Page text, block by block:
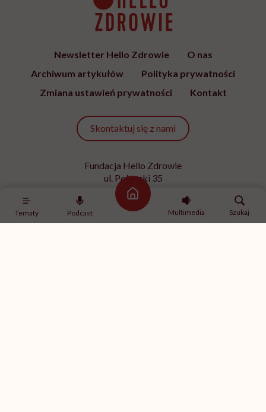
Tematy Podcast
Strona główna
Multimedia
Szukaj
Newsletter Hello Zdrowie
O nas
Archiwum artykułów
Polityka prywatności
Zmiana ustawień prywatności
Kontakt
Skontaktuj się z nami
Fundacja Hello Zdrowie
ul. Poleczki 35
02-822 Warszawa
NIP 9512613236
Kontakt z redakcją